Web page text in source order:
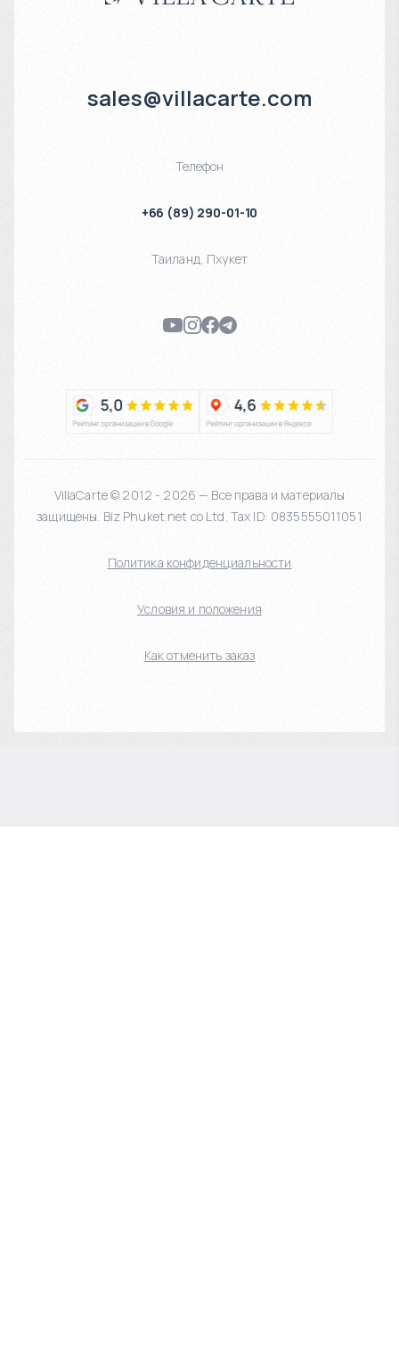
sales@villacarte.com
Телефон
+66 (89) 290-01-10
Таиланд, Пхукет
VillaCarte © 2012 - 2026 — Все права и материалы
защищены. Biz Phuket.net co Ltd. Tax ID: 0835555011051
Политика конфиденциальности
Условия и положения
Как отменить заказ